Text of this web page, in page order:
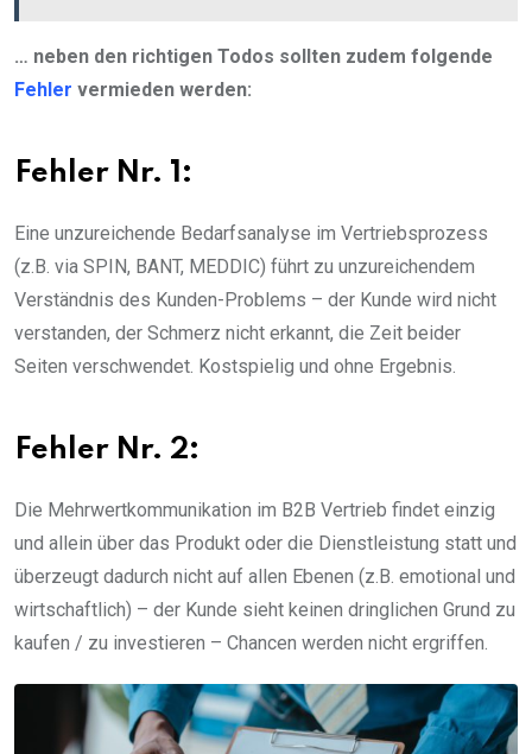
… neben den richtigen Todos sollten zudem folgende
Fehler vermieden werden:
Fehler Nr. 1:
Eine unzureichende Bedarfsanalyse im Vertriebsprozess
(z.B. via SPIN, BANT, MEDDIC) führt zu unzureichendem
Verständnis des Kunden-Problems – der Kunde wird nicht
verstanden, der Schmerz nicht erkannt, die Zeit beider
Seiten verschwendet. Kostspielig und ohne Ergebnis.
Fehler Nr. 2:
Die Mehrwertkommunikation im B2B Vertrieb findet einzig
und allein über das Produkt oder die Dienstleistung statt und
überzeugt dadurch nicht auf allen Ebenen (z.B. emotional und
wirtschaftlich) – der Kunde sieht keinen dringlichen Grund zu
kaufen / zu investieren – Chancen werden nicht ergriffen.